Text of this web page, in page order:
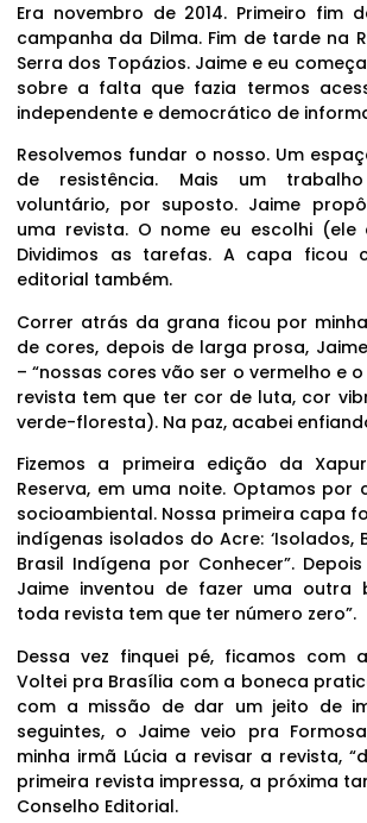
Era novembro de 2014. Primeiro fim
campanha da Dilma. Fim de tarde na
Serra dos Topázios. Jaime e eu
sobre a falta que fazia termos
independente e democrático de
Resolvemos fundar o nosso. Um
de resistência. Mais um
voluntário, por suposto. Jaime
uma revista. O nome eu escolhi (ele
Dividimos as tarefas. A capa ficou
editorial também.
Correr atrás da grana ficou por
de cores, depois de larga prosa,
– “nossas cores vão ser o vermelho e
revista tem que ter cor de luta, cor
verde-floresta). Na paz, acabei
Fizemos a primeira edição da
Reserva, em uma noite. Optamos por
socioambiental. Nossa primeira capa
indígenas isolados do Acre: ‘Isolados,
Brasil Indígena por Conhecer”.
Jaime inventou de fazer uma outra
toda revista tem que ter número zero”.
Dessa vez finquei pé, ficamos com
Voltei pra Brasília com a boneca
com a missão de dar um jeito de
seguintes, o Jaime veio pra
minha irmã Lúcia a revisar a revista,
primeira revista impressa, a próxima
Conselho Editorial.